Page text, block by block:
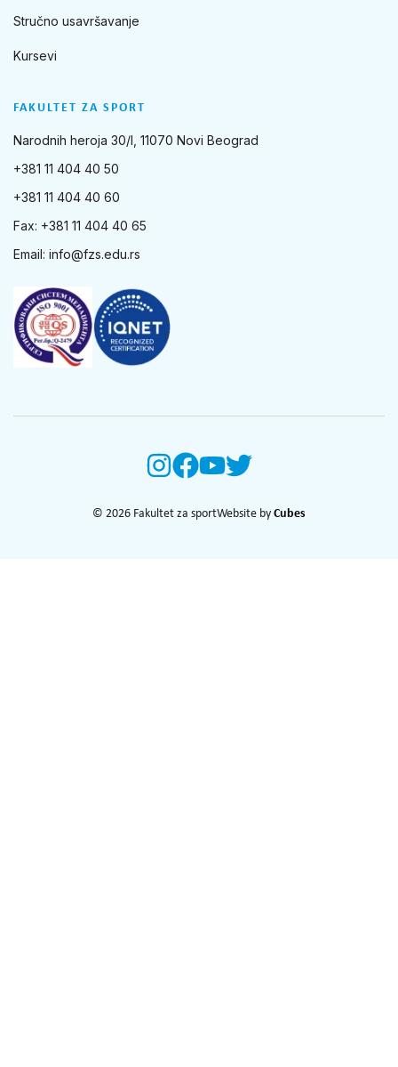
FAKULTET ZA SPORT
Narodnih heroja 30/I, 11070 Novi Beograd
+381 11 404 40 50
+381 11 404 40 60
Fax: +381 11 404 40 65
Email: info@fzs.edu.rs
Stručno usavršavanje
Kursevi
© 2026 Fakultet za sportWebsite by Cubes